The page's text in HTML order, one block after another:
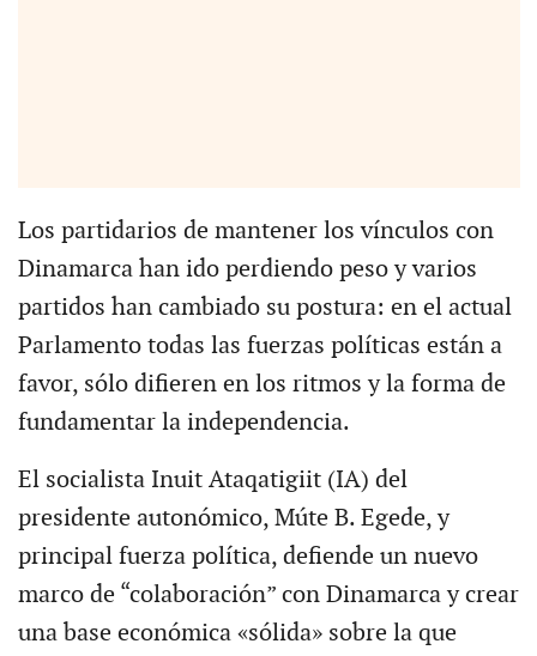
Los partidarios de mantener los vínculos con
Dinamarca han ido perdiendo peso y varios
partidos han cambiado su postura: en el actual
Parlamento todas las fuerzas políticas están a
favor, sólo difieren en los ritmos y la forma de
fundamentar la independencia.
El socialista Inuit Ataqatigiit (IA) del
presidente autonómico, Múte B. Egede, y
principal fuerza política, defiende un nuevo
marco de “colaboración” con Dinamarca y crear
una base económica «sólida» sobre la que